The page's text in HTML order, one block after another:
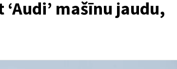
mašīnu jaudu,